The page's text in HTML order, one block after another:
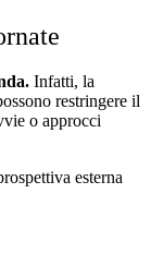
Infatti, la
restringere il
o approcci
esterna